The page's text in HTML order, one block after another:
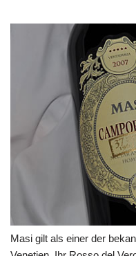
Masi gilt als einer der